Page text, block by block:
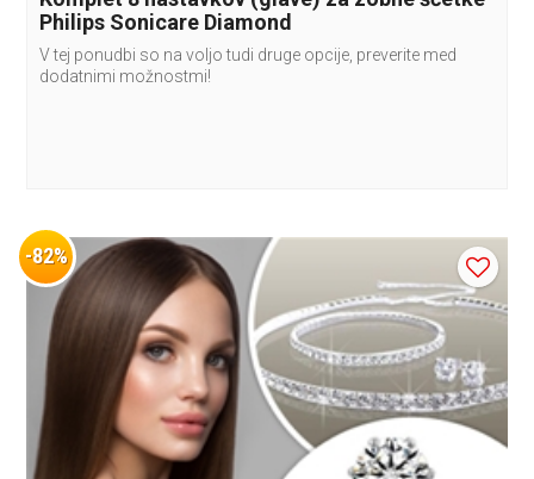
Philips Sonicare Diamond
V tej ponudbi so na voljo tudi druge opcije, preverite med
dodatnimi možnostmi!
-82%